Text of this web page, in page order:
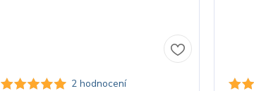
2 hodnocení